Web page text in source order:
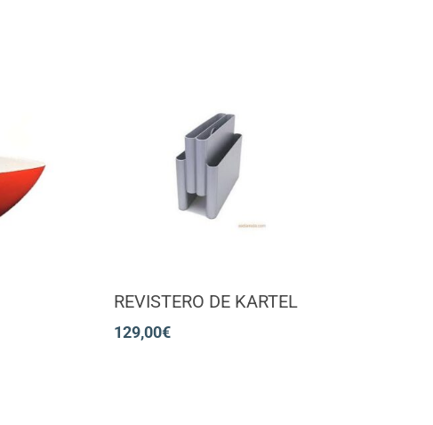
REVISTERO DE KARTEL
129,00€